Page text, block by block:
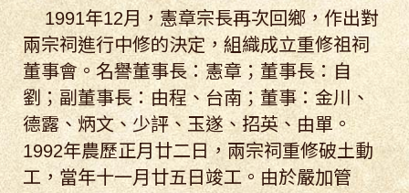
1991年12月，憲章宗長再次回鄉，作出對
兩宗祠進行中修的決定，組織成立重修祖祠
董事會。名譽董事長：憲章；董事長：自
劉；副董事長：由程、台南；董事：金川、
德露、炳文、少評、玉遂、招英、由單。
1992年農歷正月廿二日，兩宗祠重修破土動
工，當年十一月廿五日竣工。由於嚴加管